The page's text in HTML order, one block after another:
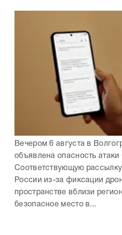
Вечером 6 августа в
объявлена опасность
Соответствующую
России из-за фиксации
пространстве вблизи
безопасное место в...